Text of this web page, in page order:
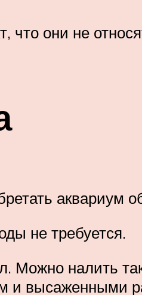
что они не
аквариум
не требуется.
Можно налить
и высаженными